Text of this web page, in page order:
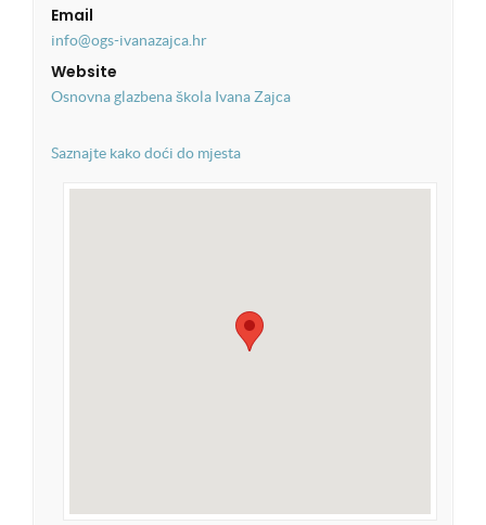
Email
info@ogs-ivanazajca.hr
Website
Osnovna glazbena škola Ivana Zajca
Saznajte kako doći do mjesta